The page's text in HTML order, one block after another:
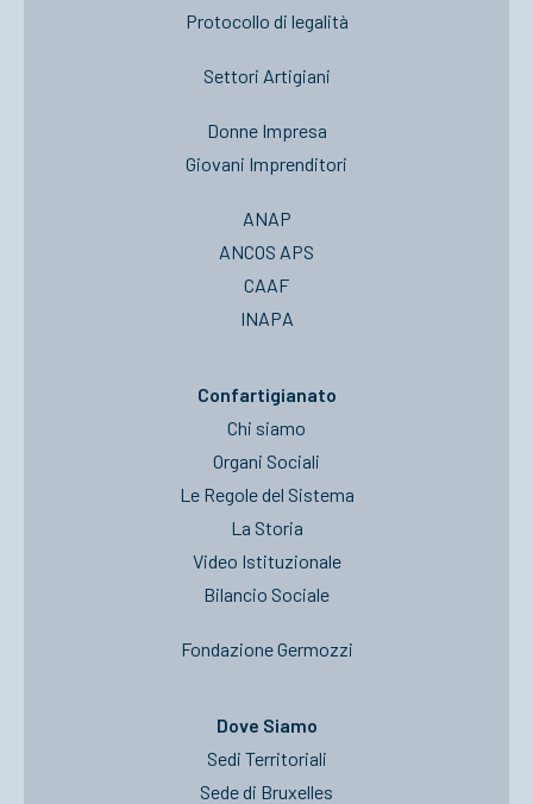
Protocollo di legalità
Settori Artigiani
Donne Impresa
Giovani Imprenditori
ANAP
ANCOS APS
CAAF
INAPA
Confartigianato
Chi siamo
Organi Sociali
Le Regole del Sistema
La Storia
Video Istituzionale
Bilancio Sociale
Fondazione Germozzi
Dove Siamo
Sedi Territoriali
Sede di Bruxelles